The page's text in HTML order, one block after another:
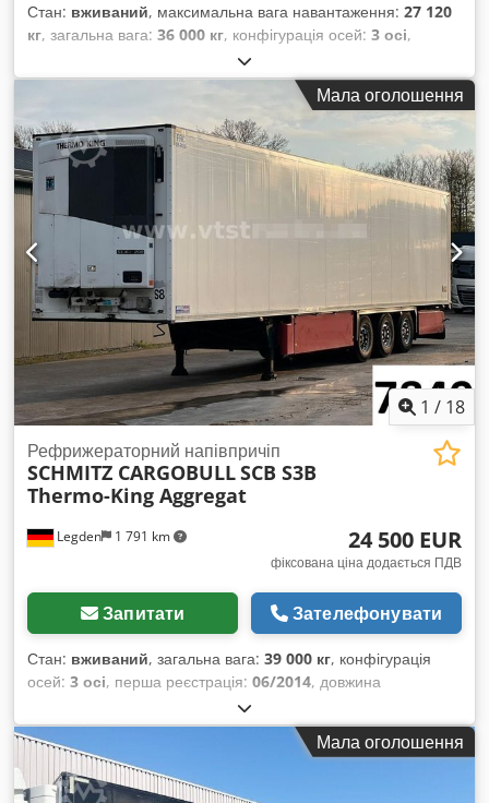
Стан: вживаний, максимальна вага навантаження: 27 120
кг, загальна вага: 36 000 кг, конфігурація осей: 3 осі,
, наступна перевірка (TÜV):
06/2025, Обладнання:ABS,
Мала оголошення
1 / 18
Legden 1 791 km
Рефрижераторний напівпричіп
SCHMITZ CARGOBULLSCB S3B
Thermo-King Aggregat
24 500 EUR
фіксована ціна додається ПДВ
Запитати Зателефонувати
Стан: вживаний, загальна вага: 39 000 кг, конфігурація
осей: 3 осі, перша реєстрація: 06/2014, довжина
13 320 мм, ширина вантажного відсіку:
2 500 мм, висота вантажного відсіку:2 650 мм, Обладнання:
ABS, Мала оголошення